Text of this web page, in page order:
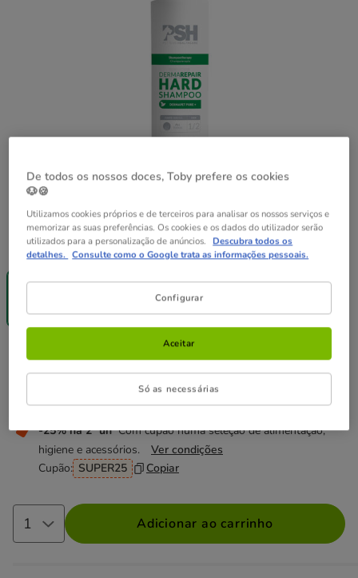
Peso:300 ml
un.
18.99€
Não perca esta promoção
-25% na 2ª un Com cupão numa seleção de alimentação,
higiene e acessórios.
Ver condições
Cupão: SUPER25 Copiar
Preço 18.99€
18.99€
Adicionar ao carrinho
De todos os nossos doces, Toby prefere os cookies
🐶🍪
Utilizamos cookies próprios e de terceiros para analisar os nossos serviços e
memorizar as suas preferências. Os cookies e os dados do utilizador serão
utilizados para a personalização de anúncios. Descubra todos os
detalhes. Consulte como o Google trata as informações pessoais.
Configurar
Só as necessárias
Aceitar